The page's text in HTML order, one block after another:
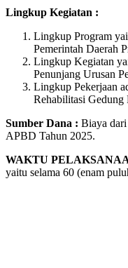
Lingkup Kegiatan :
Lingkup Program
Pemerintah Daerah
Lingkup Kegiatan
Penunjang Urusan
Lingkup Pekerjaan
Rehabilitasi Gedung
Sumber Dana : Biaya dari
APBD Tahun 2025.
WAKTU
yaitu selama 60 (enam